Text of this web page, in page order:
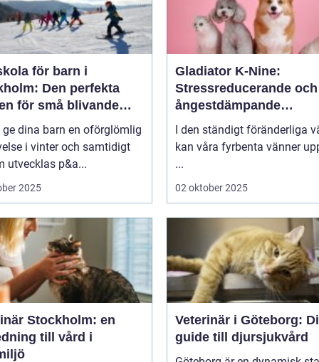
för barn i
Den perfekta
för små blivande
ge dina barn en oförglömlig
i vinter och samtidigt
utvecklas p&a...
2025
Gladiator K-Nine:
Stressreducerande och
ångestdämpande
hundhalsband
I den ständigt föränderliga
kan våra fyrbenta vänner
...
02 oktober 2025
Stockholm: en
till vård i
Veterinär i Göteborg:
guide till djursjukvård